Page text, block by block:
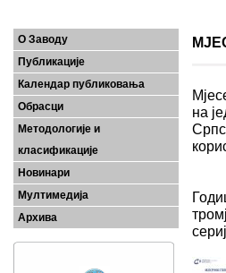
О Заводу
Публикације
Календар публиковања
Обрасци
Методологије и
класификације
Новинари
Мултимедија
Архива
на